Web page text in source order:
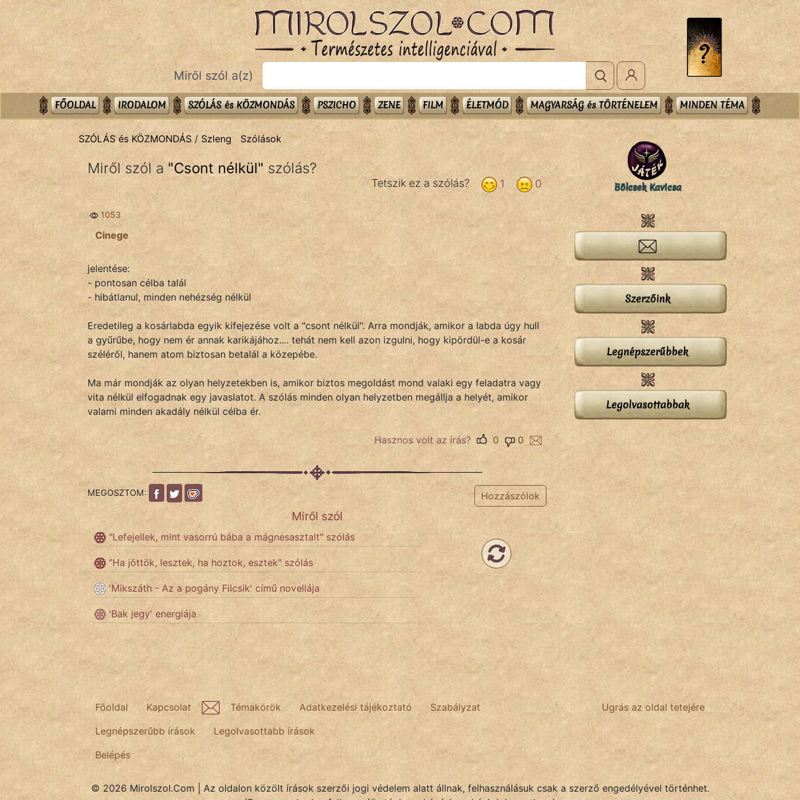
Bibliai
Közmondások
Szóláscsoportok
KÖZMONDÁS
FILM
Népszerű szerzőink:
fantom
Láron Ádám
Miről szól a(z)
FŐOLDAL IRODALOM SZÓLÁS és KÖZMONDÁS PSZICHO ZENE FILM ÉLETMÓD MAGYARSÁG és TÖRTÉNELEM MINDEN TÉMA
SZÓLÁS és KÖZMONDÁS / Szleng Szólások
Miről szól a "Csont nélkül" szólás?
0
1
Tetszik ez a szólás?
1053
Cinege
jelentése:
- pontosan célba talál
- hibátlanul, minden nehézség nélkül
Eredetileg a kosárlabda egyik kifejezése volt a "csont nélkül". Arra mondják, amikor a labda úgy hull
a gyűrűbe, hogy nem ér annak karikájához.... tehát nem kell azon izgulni, hogy kipördül-e a kosár
széléről, hanem atom biztosan betalál a közepébe.
Ma már mondják az olyan helyzetekben is, amikor biztos megoldást mond valaki egy feladatra vagy
vita nélkül elfogadnak egy javaslatot. A szólás minden olyan helyzetben megállja a helyét, amikor
valami minden akadály nélkül célba ér.
Hasznos volt az írás? 0
0
MEGOSZTOM: Hozzászólok
Miről szól
"Lefejellek, mint vasorrú bába a mágnesasztalt" szólás
"Ha jöttök, lesztek, ha hoztok, esztek" szólás
'Mikszáth - Az a pogány Filcsik' című novellája
'Bak jegy' energiája
Bölcsek Kavicsa
Szerzőink
Legnépszerűbbek
Legolvasottabbak
Ugrás az oldal tetejére
Főoldal Kapcsolat Témakörök Adatkezelési tájékoztató
Szabályzat
Legnépszerűbb írások
Legolvasottabb írások
Belépés
© 2026 Mirolszol.Com | Az oldalon közölt írások szerzői jogi védelem alatt állnak, felhasználásuk csak a szerző engedélyével történhet.